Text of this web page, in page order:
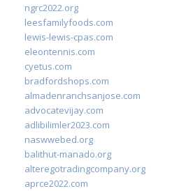
ngrc2022.org
leesfamilyfoods.com
lewis-lewis-cpas.com
eleontennis.com
cyetus.com
bradfordshops.com
almadenranchsanjose.com
advocatevijay.com
adlibilimler2023.com
naswwebed.org
balithut-manado.org
alteregotradingcompany.org
aprce2022.com